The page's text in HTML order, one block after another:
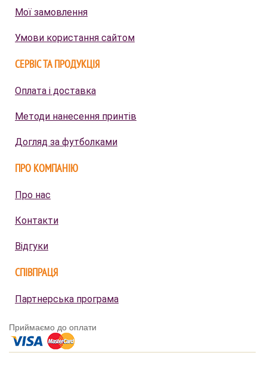
Мої замовлення
Умови користання сайтом
СЕРВІС ТА ПРОДУКЦІЯ
Оплата і доставка
Методи нанесення принтів
Догляд за футболками
ПРО КОМПАНІЮ
Про нас
Контакти
Відгуки
СПІВПРАЦЯ
Партнерська програма
Приймаємо до оплати